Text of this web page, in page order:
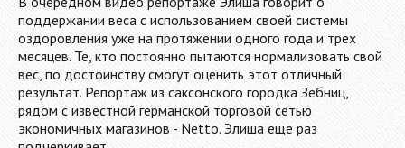
поддержании веса с использованием своей системы
оздоровления уже на протяжении одного года и трех
месяцев. Те, кто постоянно пытаются нормализовать свой
вес, по достоинству смогут оценить этот отличный
результат. Репортаж из саксонского городка Зебниц,
рядом с известной германской торговой сетью
экономичных магазинов - Netto. Элиша еще раз